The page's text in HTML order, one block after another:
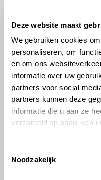
Deze website maakt
We gebruiken cookies
personaliseren, om
en om ons
informatie over uw
partners voor social
partners kunnen deze
informatie die u aan ze
verzameld op basis van
Noodzakelijk
700 ATF
Ververs
de